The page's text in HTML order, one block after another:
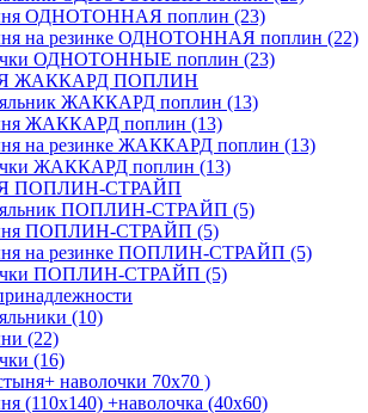
ОДНОТОННАЯ поплин (23)
на резинке ОДНОТОННАЯ поплин (22)
ОДНОТОННЫЕ поплин (23)
ЖАККАРД ПОПЛИН
ЖАККАРД поплин (13)
ЖАККАРД поплин (13)
на резинке ЖАККАРД поплин (13)
ЖАККАРД поплин (13)
ПОПЛИН-СТРАЙП
ПОПЛИН-СТРАЙП (5)
ПОПЛИН-СТРАЙП (5)
на резинке ПОПЛИН-СТРАЙП (5)
ПОПЛИН-СТРАЙП (5)
(10)
(22)
(16)
наволочки 70х70 )
(110х140) +наволочка (40х60)